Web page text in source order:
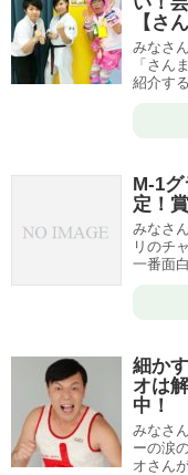
【さ
みなさ
「さん
紹介す
M-1
定！
みなさ
リのチ
一番面
細か
オは
中！
みなさ
ーの涙
オさん